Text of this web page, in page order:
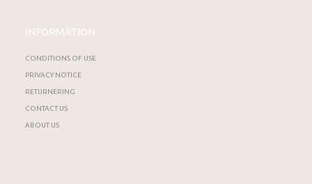
INFORMATION
CONDITIONS OF USE
PRIVACY NOTICE
RETURNERING
CONTACT US
ABOUT US